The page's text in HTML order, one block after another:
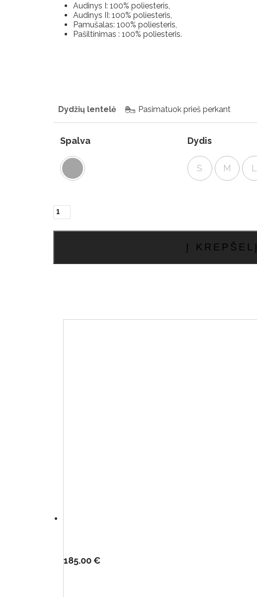
Audinys I: 100% poliesteris,
Audinys II: 100% poliesteris,
Pamušalas: 100% poliesteris,
Pašiltinimas : 100% poliesteris.
Dydžių lentelė Pasimatuok prieš perkant
Spalva Dydis
S M L
produkto
kiekis:
Chiago
Į KREPŠELĮ
185.00€